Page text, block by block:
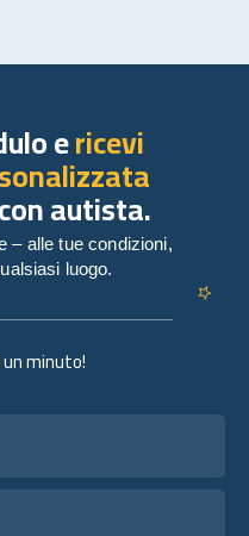
minuto!
ericevi
autista.
– alle tue condizioni,
luogo.